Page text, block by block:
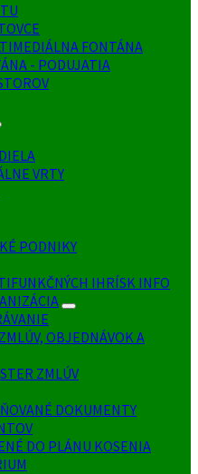
FONTÁNA
- PODUJATIA
VRTY
PODNIKY
IHRÍSK INFO
OBJEDNÁVOK A
ZMLÚV
DOKUMENTY
DO PLÁNU KOSENIA